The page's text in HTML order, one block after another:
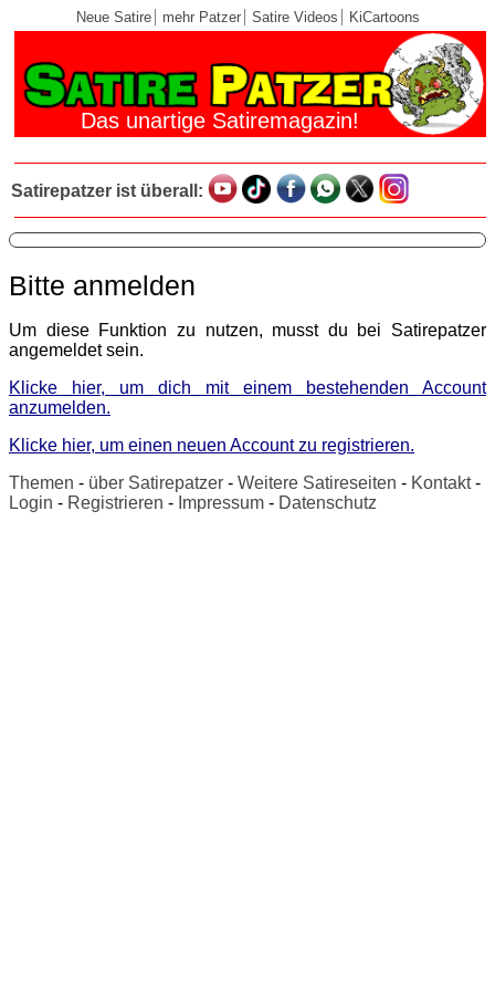
Neue Satire mehr Patzer Satire Videos KiCartoons
Das unartige Satiremagazin!
Satirepatzer ist überall:
Bitte anmelden
Um diese Funktion zu nutzen, musst du bei Satirepatzer
angemeldet sein.
Klicke hier, um dich mit einem bestehenden Account
anzumelden.
Klicke hier, um einen neuen Account zu registrieren.
Themen - über Satirepatzer - Weitere Satireseiten - Kontakt-
Login - Registrieren - Impressum - Datenschutz